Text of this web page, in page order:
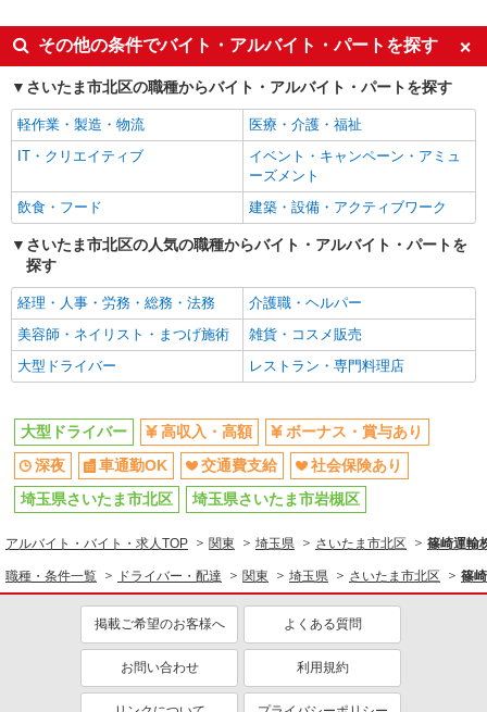
車通勤OK
交通費支給
社会保険あり
その他の条件でバイト・アルバイト・パートを探す
さいたま市北区の職種からバイト・アルバイト・パートを探す
軽作業・製造・物流
医療・介護・福祉
IT・クリエイティブ
イベント・キャンペーン・アミュ
ーズメント
飲食・フード
建築・設備・アクティブワーク
さいたま市北区の人気の職種からバイト・アルバイト・パートを
探す
経理・人事・労務・総務・法務
介護職・ヘルパー
美容師・ネイリスト・まつげ施術
雑貨・コスメ販売
大型ドライバー
レストラン・専門料理店
大型ドライバー 高収入・高額
ボーナス・賞与あり
深夜
車通勤OK 交通費支給
社会保険あり
埼玉県さいたま市北区
埼玉県さいたま市岩槻区
アルバイト・バイト・求人TOP 関東 埼玉県 さいたま市北区 篠崎運輸
職種・条件一覧 ドライバー・配達 関東 埼玉県 さいたま市北区 篠
掲載ご希望のお客様へ よくある質問
お問い合わせ 利用規約